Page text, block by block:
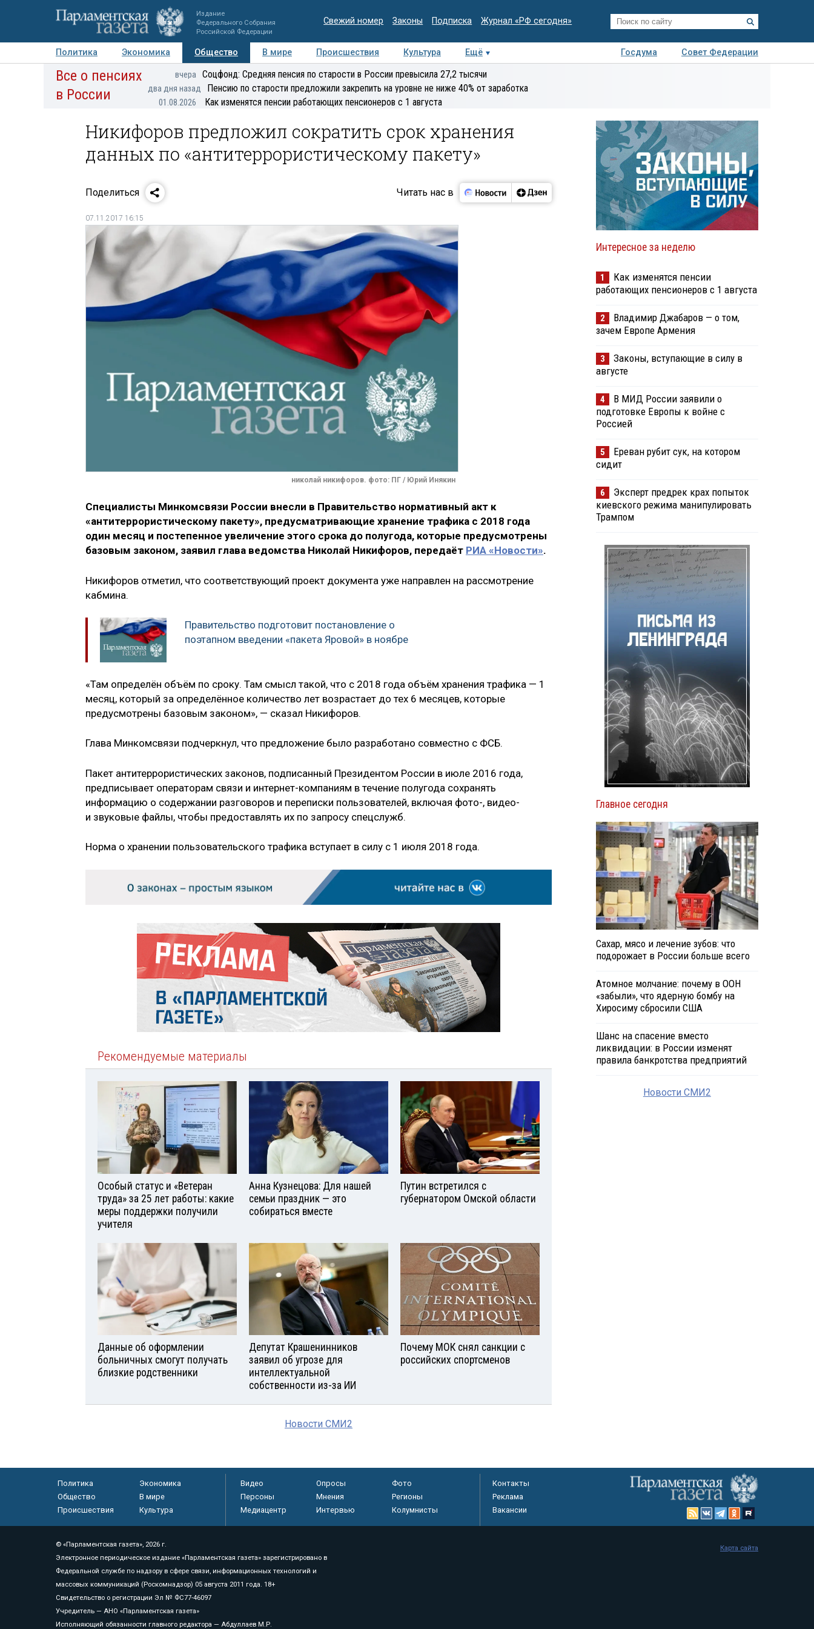
Издание
Федерального Собрания
Российской Федерации
Свежий номер Законы Подписка Журнал «РФ сегодня»
Политика Экономика Общество В мире Происшествия Культура Ещё Госдума
Совет Федерации
Авторы Персоны Мнения Регионы Медиацентр Интервью Колумнисты
экспертиза
Все о пенсиях
в России
вчера Соцфонд: Средняя пенсия по старости в России превысила 27,2 тысячи
два дня назад Пенсию по старости предложили закрепить на уровне не ниже 40% от заработка
01.08.2026 Как изменятся пенсии работающих пенсионеров с 1 августа
Никифоров предложил сократить срок хранения
данных по «антитеррористическому пакету»
Поделиться Читать нас в
07.11.2017 16:15
николай никифоров. фото: ПГ / Юрий Инякин
Специалисты Минкомсвязи России внесли в Правительство нормативный акт к
«антитеррористическому пакету», предусматривающие хранение трафика с 2018 года
один месяц и постепенное увеличение этого срока до полугода, которые предусмотрены
базовым законом, заявил глава ведомства Николай Никифоров, передаёт РИА «Новости».
Никифоров отметил, что соответствующий проект документа уже направлен на рассмотрение
кабмина.
Правительство подготовит постановление о
поэтапном введении «пакета Яровой» в ноябре
«Там определён объём по сроку. Там смысл такой, что с 2018 года объём хранения трафика — 1
месяц, который за определённое количество лет возрастает до тех 6 месяцев, которые
предусмотрены базовым законом», — сказал Никифоров.
Глава Минкомсвязи подчеркнул, что предложение было разработано совместно с ФСБ.
Пакет антитеррористических законов, подписанный Президентом России в июле 2016 года,
предписывает операторам связи и интернет-компаниям в течение полугода сохранять
информацию о содержании разговоров и переписки пользователей, включая фото-, видео-
и звуковые файлы, чтобы предоставлять их по запросу спецслужб.
Норма о хранении пользовательского трафика вступает в силу с 1 июля 2018 года.
Рекомендуемые материалы
Особый статус и «Ветеран
труда» за 25 лет работы: какие
меры поддержки получили
учителя
Анна Кузнецова: Для нашей
семьи праздник — это
собираться вместе
Путин встретился с
губернатором Омской области
Данные об оформлении
больничных смогут получать
близкие родственники
Депутат Крашенинников
заявил об угрозе для
интеллектуальной
собственности из-за ИИ
Почему МОК снял санкции с
российских спортсменов
Новости СМИ2
Интересное за неделю
1
Как изменятся пенсии
работающих пенсионеров с 1 августа
2
Владимир Джабаров — о том,
зачем Европе Армения
3
Законы, вступающие в силу в
августе
4
В МИД России заявили о
подготовке Европы к войне с
Россией
5
Ереван рубит сук, на котором
сидит
6
Эксперт предрек крах попыток
киевского режима манипулировать
Трампом
Главное сегодня
Сахар, мясо и лечение зубов: что
подорожает в России больше всего
Атомное молчание: почему в ООН
«забыли», что ядерную бомбу на
Хиросиму сбросили США
Шанс на спасение вместо
ликвидации: в России изменят
правила банкротства предприятий
Новости СМИ2
Политика
Экономика
Общество
В мире
Происшествия
Культура
Видео Опросы
Фото
Персоны
Мнения
Регионы
Медиацентр
Интервью Колумнисты
Контакты
Реклама
Вакансии
© «Парламентская газета», 2026 г.
Электронное периодическое издание «Парламентская газета» зарегистрировано в
Федеральной службе по надзору в сфере связи, информационных технологий и
массовых коммуникаций (Роскомнадзор) 05 августа 2011 года. 18+
Свидетельство о регистрации Эл № ФС77-46097
Учредитель — АНО «Парламентская газета»
Исполняющий обязанности главного редактора — Абдуллаев М.Р.
Карта сайта